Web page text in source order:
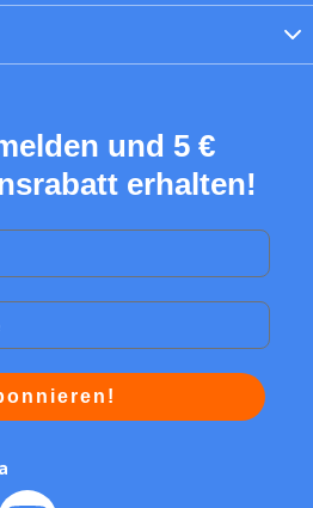
und 5 €
erhalten!